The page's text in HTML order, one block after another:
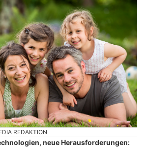
REDAKTION
neue Herausforderungen: